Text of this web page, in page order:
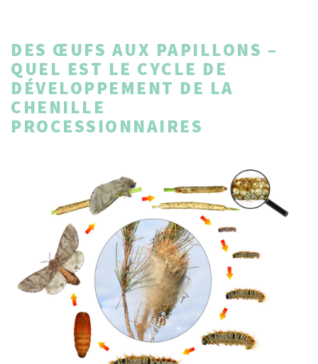
DES ŒUFS AUX PAPILLONS –
QUEL EST LE CYCLE DE
DÉVELOPPEMENT DE LA
CHENILLE
PROCESSIONNAIRES